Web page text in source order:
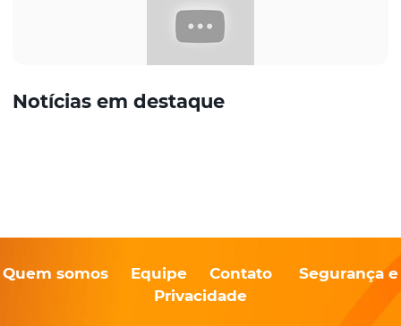
Notícias em destaque
Quem somos Equipe Contato
Segurança e
Privacidade